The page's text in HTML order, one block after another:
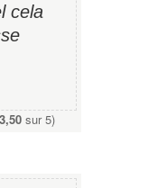
cela
3,50 sur 5)